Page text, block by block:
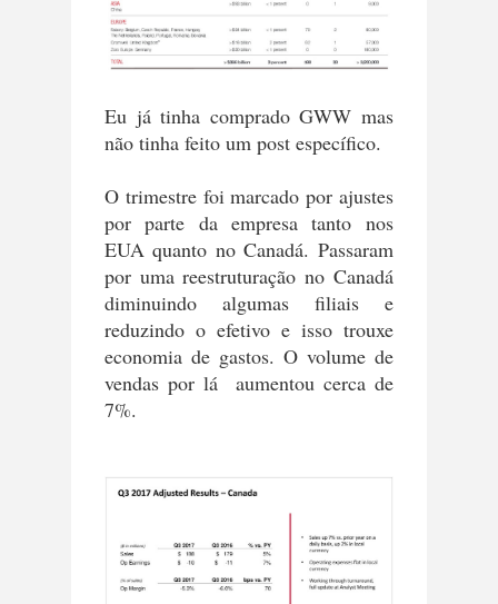
Eu já tinha comprado GWW mas
não tinha feito um post específico.
O trimestre foi marcado por ajustes
por parte da empresa tanto nos
EUA quanto no Canadá. Passaram
por uma reestruturação no Canadá
diminuindo algumas filiais e
reduzindo o efetivo e isso trouxe
economia de gastos. O volume de
vendas por lá aumentou cerca de
7%.